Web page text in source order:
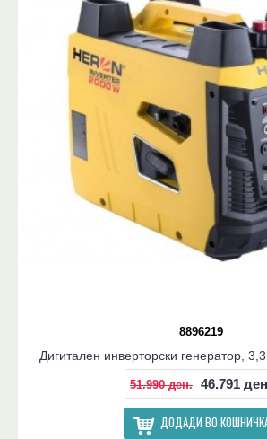
8896219
Дигитален инверторски генератор,
51.990 ден. 46.791
ДОДАДИ ВО